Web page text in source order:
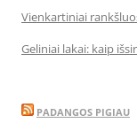
Vienkartiniai
Geliniai lakai: kaip
PADANGOS PIGIAU